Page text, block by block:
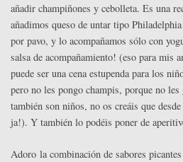
añadir champiñones y cebolleta. Es una
añadimos queso de untar tipo
por pavo, y lo acompañamos sólo con
salsa de acompañamiento! (eso para mis
puede ser una cena estupenda para los
pero no les pongo champis, porque no
también son niños, no os creáis que
ja!). Y también lo podéis poner de
Adoro la combinación de sabores